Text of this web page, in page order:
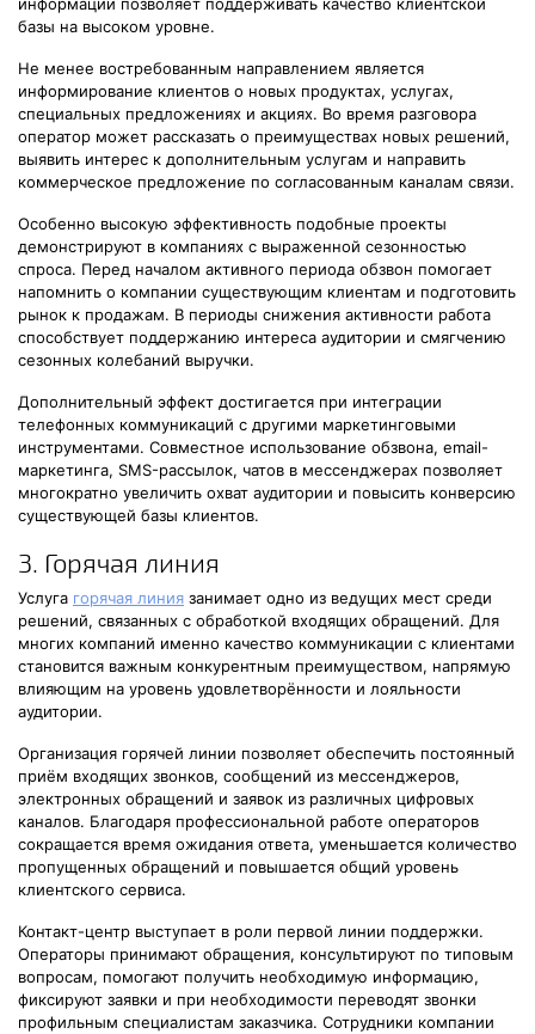
базы на высоком уровне.
Не менее востребованным направлением является
информирование клиентов о новых продуктах, услугах,
специальных предложениях и акциях. Во время разговора
оператор может рассказать о преимуществах новых решений,
выявить интерес к дополнительным услугам и направить
коммерческое предложение по согласованным каналам связи.
Особенно высокую эффективность подобные проекты
демонстрируют в компаниях с выраженной сезонностью
спроса. Перед началом активного периода обзвон помогает
напомнить о компании существующим клиентам и подготовить
рынок к продажам. В периоды снижения активности работа
способствует поддержанию интереса аудитории и смягчению
сезонных колебаний выручки.
Дополнительный эффект достигается при интеграции
телефонных коммуникаций с другими маркетинговыми
инструментами. Совместное использование обзвона, email-
маркетинга, SMS-рассылок, чатов в мессенджерах позволяет
многократно увеличить охват аудитории и повысить конверсию
существующей базы клиентов.
3. Горячая линия
Услуга горячая линия занимает одно из ведущих мест среди
решений, связанных с обработкой входящих обращений. Для
многих компаний именно качество коммуникации с клиентами
становится важным конкурентным преимуществом, напрямую
влияющим на уровень удовлетворённости и лояльности
аудитории.
Организация горячей линии позволяет обеспечить постоянный
приём входящих звонков, сообщений из мессенджеров,
электронных обращений и заявок из различных цифровых
каналов. Благодаря профессиональной работе операторов
сокращается время ожидания ответа, уменьшается количество
пропущенных обращений и повышается общий уровень
клиентского сервиса.
Контакт-центр выступает в роли первой линии поддержки.
Операторы принимают обращения, консультируют по типовым
вопросам, помогают получить необходимую информацию,
фиксируют заявки и при необходимости переводят звонки
профильным специалистам заказчика. Сотрудники компании